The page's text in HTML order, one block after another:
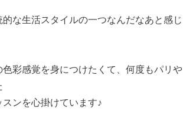
な生活スタイルの一つなんだなあと感じ
彩感覚を身につけたくて、何度もパリや
ンを心掛けています♪